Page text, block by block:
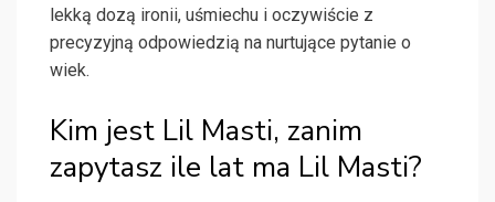
lekką dozą ironii, uśmiechu i oczywiście z
precyzyjną odpowiedzią na nurtujące pytanie o
wiek.
Kim jest Lil Masti, zanim
zapytasz ile lat ma Lil Masti?